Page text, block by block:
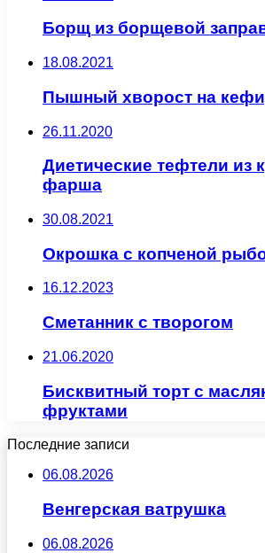
Борщ из борщевой
18.08.2021
Пышный хворост на
26.11.2020
Диетические тефтели из
фарша
30.08.2021
Окрошка с копченой
16.12.2023
Сметанник с творогом
21.06.2020
Бисквитный торт с
фруктами
Последние записи
06.08.2026
Венгерская ватрушка
06.08.2026